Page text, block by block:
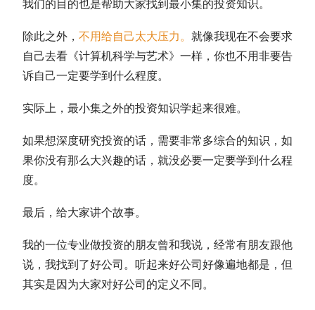
我们的目的也是帮助大家找到最小集的投资知识。
除此之外， 不用给自己太大压力。 就像我现在不会要求
自己去看《计算机科学与艺术》一样，你也不用非要告
诉自己一定要学到什么程度。
实际上，最小集之外的投资知识学起来很难。
如果想深度研究投资的话，需要非常多综合的知识，如
果你没有那么大兴趣的话，就没必要一定要学到什么程
度。
最后，给大家讲个故事。
我的一位专业做投资的朋友曾和我说，经常有朋友跟他
说，我找到了好公司。听起来好公司好像遍地都是，但
其实是因为大家对好公司的定义不同。